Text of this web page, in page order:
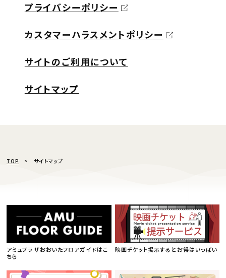
プライバシーポリシー
カスタマーハラスメントポリシー
サイトのご利用について
サイトマップ
TOP サイトマップ
アミュプラザおおいたフロアガイドはこ
ちら
映画チケット掲示するとお得はいっぱい